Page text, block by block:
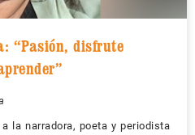
“Pasión, disfrute
la narradora, poeta y periodista